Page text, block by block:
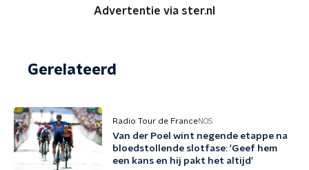
Advertentie via ster.nl
Gerelateerd
Radio Tour de FranceNOS
Van der Poel wint negende etappe na
bloedstollende slotfase: 'Geef hem
een kans en hij pakt het altijd'